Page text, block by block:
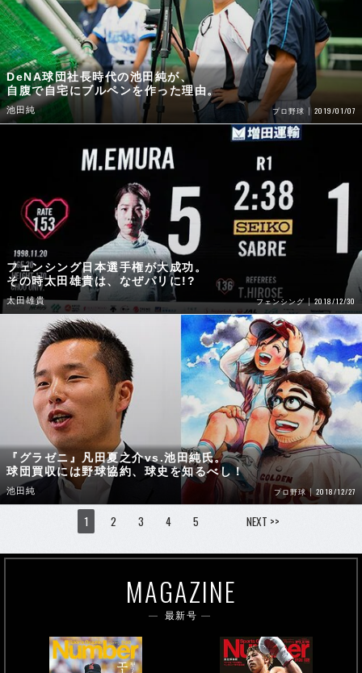
DeNA球団社長時代の池田純が、
自腹で自宅にブルペンを作った理由。
池田純 プロ野球 2019/01/07
フェンシング日本選手権が大成功。
その時太田雄貴は、なぜパリに!?
太田雄貴 フェンシング 2018/12/30
『グラゼニ』凡田夏之介vs.池田純氏。
球団買収には野球協約、球史を知るべし！
池田純 プロ野球 2018/12/27
1 2 3 4 5 NEXT >>
MAGAZINE
最新号